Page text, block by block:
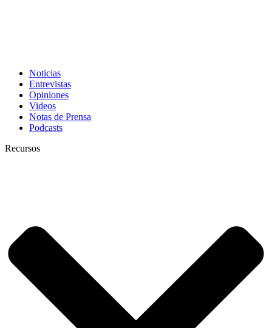
Noticias
Entrevistas
Opiniones
Videos
Notas de Prensa
Podcasts
Recursos